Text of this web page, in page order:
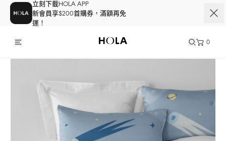
立刻下載HOLA APP
新會員享$200首購券，滿額再免
運！
0